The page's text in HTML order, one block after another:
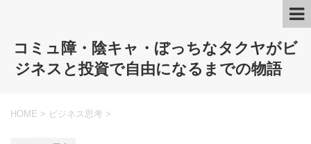
コミュ障・陰キャ・ぼっちなタクヤがビ
ジネスと投資で自由になるまでの物語
HOME > ビジネス思考 >